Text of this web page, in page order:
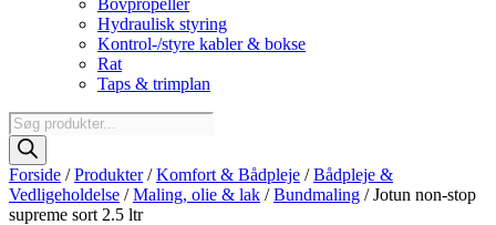
Bovpropeller
Hydraulisk styring
Kontrol-/styre kabler & bokse
Rat
Taps & trimplan
Products
search
Forside /Produkter/Komfort & Bådpleje /Bådpleje &
Vedligeholdelse /Maling, olie & lak /Bundmaling / Jotun non-stop
supreme sort 2.5 ltr